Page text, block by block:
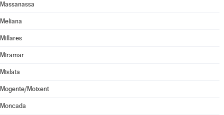
Massanassa
Meliana
Millares
Miramar
Mislata
Mogente/Moixent
Moncada